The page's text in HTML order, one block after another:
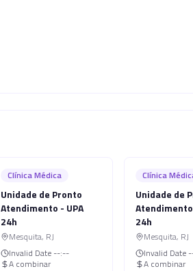
Clínica Médica
Unidade de Pronto
Atendimento - UPA
24h
Mesquita, RJ
Invalid Date --:--
A combinar
Clínica
Unidade de
Atendimento
24h
Mesquita, RJ
Invalid Date
A combinar